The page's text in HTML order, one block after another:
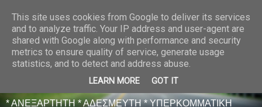
E F E N P R E S S -
ΗΛΕΚΤΡΟΝΙΚΗ
ΕΦΗΜΕΡΙΔΑ
* ΑΝΕΞΑΡΤΗΤΗ * ΑΔΕΣΜΕΥΤΗ * ΥΠΕΡΚΟΜΜΑΤΙΚΗ
This site uses cookies from Google to deliver its services
and to analyze traffic. Your IP address and user-agent are
shared with Google along with performance and security
metrics to ensure quality of service, generate usage
statistics, and to detect and address abuse.
LEARN MORE GOT IT